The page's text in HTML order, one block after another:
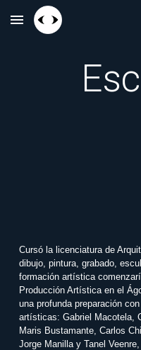
Skip to main content
Cursó la licenciatura de
dibujo, pintura, grabado,
formación artística
Producción Artística en el
una profunda preparación
artísticas: Gabriel Macotela,
Maris Bustamante, Carlos
Jorge Manilla y Tanel